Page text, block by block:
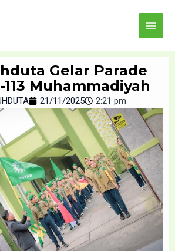
Main
Menu
Gelar Parade
Muhammadiyah
21/11/2025 2:21 pm